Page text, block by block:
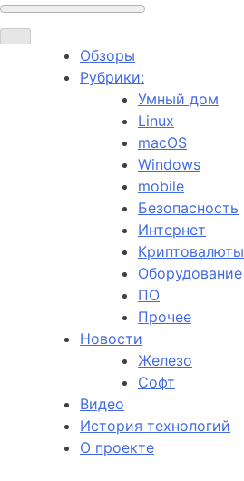
Обзоры
Рубрики:
Умный дом
Linux
macOS
Windows
mobile
Безопасность
Интернет
Криптовалюты
Оборудование
ПО
Прочее
Новости
Железо
Софт
Видео
История технологий
О проекте